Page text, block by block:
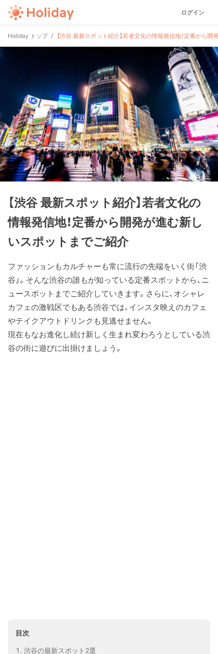
ログイン
Holiday トップ 【渋谷 最新スポット紹介】若者文化の情報発信地！定番から
【渋谷 最新スポット紹介】若者文化の
情報発信地！定番から開発が進む新し
いスポットまでご紹介
ファッションもカルチャーも常に流行の先端をいく街「渋
谷」。そんな渋谷の誰もが知っている定番スポットから、ニ
ュースポットまでご紹介していきます。さらに、オシャレ
カフェの激戦区でもある渋谷では、インスタ映えのカフェ
やテイクアウトドリンクも見逃せません。
現在もなお進化し続け新しく生まれ変わろうとしている渋
谷の街に遊びに出掛けましょう。
目次
渋谷の最新スポット2選